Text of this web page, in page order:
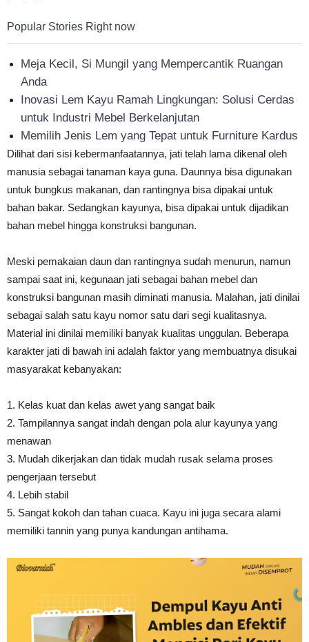
Popular Stories Right now
Meja Kecil, Si Mungil yang Mempercantik Ruangan
Anda
Inovasi Lem Kayu Ramah Lingkungan: Solusi Cerdas
untuk Industri Mebel Berkelanjutan
Memilih Jenis Lem yang Tepat untuk Furniture Kardus
Dilihat dari sisi kebermanfaatannya, jati telah lama dikenal oleh
manusia sebagai tanaman kaya guna. Daunnya bisa digunakan
untuk bungkus makanan, dan rantingnya bisa dipakai untuk
bahan bakar. Sedangkan kayunya, bisa dipakai untuk dijadikan
bahan mebel hingga konstruksi bangunan.
Meski pemakaian daun dan rantingnya sudah menurun, namun
sampai saat ini, kegunaan jati sebagai bahan mebel dan
konstruksi bangunan masih diminati manusia. Malahan, jati dinilai
sebagai salah satu kayu nomor satu dari segi kualitasnya.
Material ini dinilai memiliki banyak kualitas unggulan. Beberapa
karakter jati di bawah ini adalah faktor yang membuatnya disukai
masyarakat kebanyakan:
1. Kelas kuat dan kelas awet yang sangat baik
2. Tampilannya sangat indah dengan pola alur kayunya yang
menawan
3. Mudah dikerjakan dan tidak mudah rusak selama proses
pengerjaan tersebut
4. Lebih stabil
5. Sangat kokoh dan tahan cuaca. Kayu ini juga secara alami
memiliki tannin yang punya kandungan antihama.